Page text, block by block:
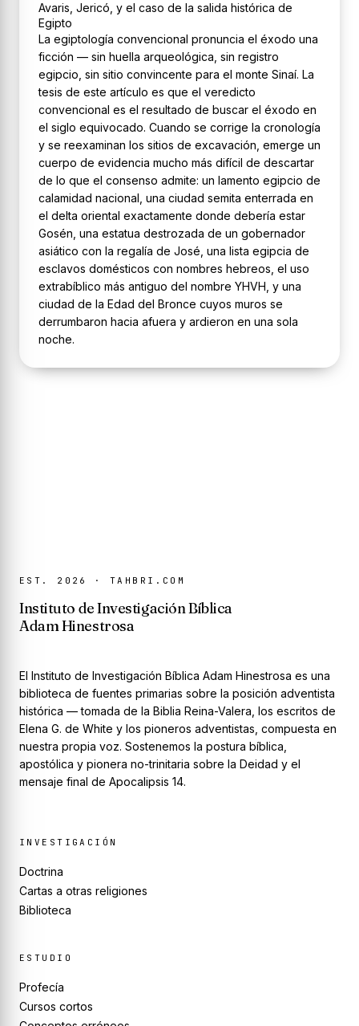
Avaris, Jericó, y el caso de la salida histórica de
Egipto
La egiptología convencional pronuncia el éxodo una
ficción — sin huella arqueológica, sin registro
egipcio, sin sitio convincente para el monte Sinaí. La
tesis de este artículo es que el veredicto
convencional es el resultado de buscar el éxodo en
el siglo equivocado. Cuando se corrige la cronología
y se reexaminan los sitios de excavación, emerge un
cuerpo de evidencia mucho más difícil de descartar
de lo que el consenso admite: un lamento egipcio de
calamidad nacional, una ciudad semita enterrada en
el delta oriental exactamente donde debería estar
Gosén, una estatua destrozada de un gobernador
asiático con la regalía de José, una lista egipcia de
esclavos domésticos con nombres hebreos, el uso
extrabíblico más antiguo del nombre YHVH, y una
ciudad de la Edad del Bronce cuyos muros se
derrumbaron hacia afuera y ardieron en una sola
noche.
EST. 2026 · TAHBRI.COM
Instituto de Investigación Bíblica
Adam Hinestrosa
El Instituto de Investigación Bíblica Adam Hinestrosa es una
biblioteca de fuentes primarias sobre la posición adventista
histórica — tomada de la Biblia Reina-Valera, los escritos de
Elena G. de White y los pioneros adventistas, compuesta en
nuestra propia voz. Sostenemos la postura bíblica,
apostólica y pionera no-trinitaria sobre la Deidad y el
mensaje final de Apocalipsis 14.
INVESTIGACIÓN
Doctrina
Cartas a otras religiones
Biblioteca
ESTUDIO
Profecía
Cursos cortos